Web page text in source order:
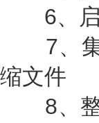
6、启
7、集
缩文件
8、整